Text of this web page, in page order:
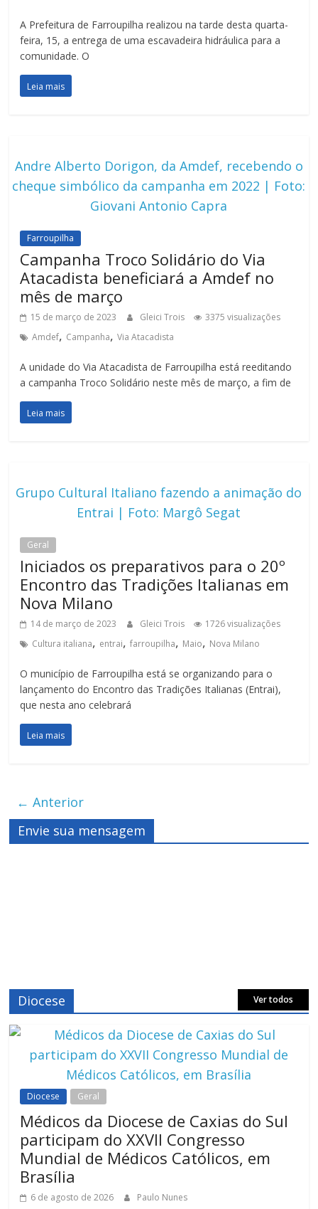
A Prefeitura de Farroupilha realizou na tarde desta quarta-
feira, 15, a entrega de uma escavadeira hidráulica para a
comunidade. O
Leia mais
Andre Alberto Dorigon, da Amdef, recebendo o
cheque simbólico da campanha em 2022 | Foto:
Giovani Antonio Capra
Farroupilha
Campanha Troco Solidário do Via
Atacadista beneficiará a Amdef no
mês de março
15 de março de 2023 Gleici Trois
3375 visualizações
Amdef, Campanha,Via Atacadista
A unidade do Via Atacadista de Farroupilha está reeditando
a campanha Troco Solidário neste mês de março, a fim de
Leia mais
Grupo Cultural Italiano fazendo a animação do
Entrai | Foto: Margô Segat
Geral
Iniciados os preparativos para o 20º
Encontro das Tradições Italianas em
Nova Milano
14 de março de 2023 Gleici Trois
1726 visualizações
Cultura italiana, entrai,farroupilha, Maio, Nova Milano
O município de Farroupilha está se organizando para o
lançamento do Encontro das Tradições Italianas (Entrai),
que nesta ano celebrará
Leia mais
← Anterior
Envie sua mensagem
Diocese Ver todos
Diocese Geral
Médicos da Diocese de Caxias do Sul
participam do XXVII Congresso
Mundial de Médicos Católicos, em
Brasília
6 de agosto de 2026 Paulo Nunes